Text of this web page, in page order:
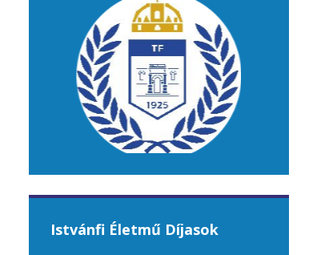
Istvánfi Életmű Díjasok